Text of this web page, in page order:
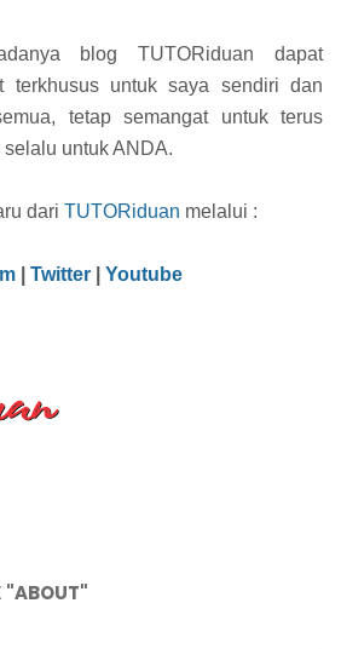
blog TUTORiduan dapat
terkhusus untuk saya sendiri dan
tetap semangat untuk terus
untuk ANDA.
dari TUTORiduan melalui :
Twitter Youtube
"ABOUT"